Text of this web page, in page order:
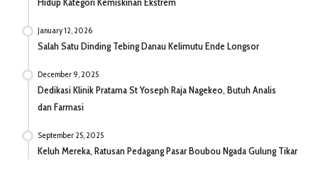
January 12, 2026
Salah Satu Dinding Tebing Danau Kelimutu Ende Longsor
December 9, 2025
Dedikasi Klinik Pratama St Yoseph Raja Nagekeo, Butuh Analis
dan Farmasi
September 25, 2025
Keluh Mereka, Ratusan Pedagang Pasar Boubou Ngada Gulung Tikar